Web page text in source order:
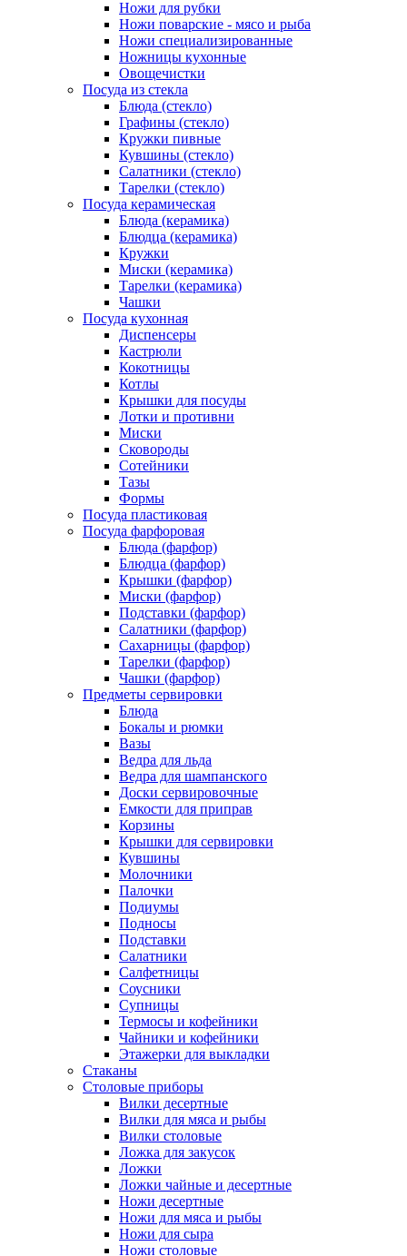
Ножи для рубки
Ножи поварские - мясо и рыба
Ножи специализированные
Ножницы кухонные
Овощечистки
Посуда из стекла
Блюда (стекло)
Графины (стекло)
Кружки пивные
Кувшины (стекло)
Салатники (стекло)
Тарелки (стекло)
Посуда керамическая
Блюда (керамика)
Блюдца (керамика)
Кружки
Миски (керамика)
Тарелки (керамика)
Чашки
Посуда кухонная
Диспенсеры
Кастрюли
Кокотницы
Котлы
Крышки для посуды
Лотки и противни
Миски
Сковороды
Сотейники
Тазы
Формы
Посуда пластиковая
Посуда фарфоровая
Блюда (фарфор)
Блюдца (фарфор)
Крышки (фарфор)
Миски (фарфор)
Подставки (фарфор)
Салатники (фарфор)
Сахарницы (фарфор)
Тарелки (фарфор)
Чашки (фарфор)
Предметы сервировки
Блюда
Бокалы и рюмки
Вазы
Ведра для льда
Ведра для шампанского
Доски сервировочные
Емкости для приправ
Корзины
Крышки для сервировки
Кувшины
Молочники
Палочки
Подиумы
Подносы
Подставки
Салатники
Салфетницы
Соусники
Супницы
Термосы и кофейники
Чайники и кофейники
Этажерки для выкладки
Стаканы
Столовые приборы
Вилки десертные
Вилки для мяса и рыбы
Вилки столовые
Ложка для закусок
Ложки
Ложки чайные и десертные
Ножи десертные
Ножи для мяса и рыбы
Ножи для сыра
Ножи столовые